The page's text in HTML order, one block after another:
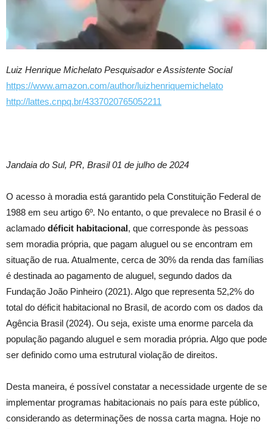
Luiz Henrique Michelato Pesquisador e Assistente Social
https://www.amazon.com/author/luizhenriquemichelato
http://lattes.cnpq.br/4337020765052211
Jandaia do Sul, PR, Brasil 01 de julho de 2024
O acesso à moradia está garantido pela Constituição Federal de
1988 em seu artigo 6º. No entanto, o que prevalece no Brasil é o
aclamado déficit habitacional, que corresponde às pessoas
sem moradia própria, que pagam aluguel ou se encontram em
situação de rua. Atualmente, cerca de 30% da renda das famílias
é destinada ao pagamento de aluguel, segundo dados da
Fundação João Pinheiro (2021). Algo que representa 52,2% do
total do déficit habitacional no Brasil, de acordo com os dados da
Agência Brasil (2024). Ou seja, existe uma enorme parcela da
população pagando aluguel e sem moradia própria. Algo que pode
ser definido como uma estrutural violação de direitos.
Desta maneira, é possível constatar a necessidade urgente de se
implementar programas habitacionais no país para este público,
considerando as determinações de nossa carta magna. Hoje no